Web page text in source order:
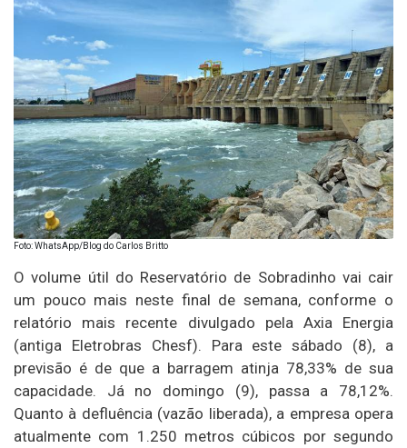
Foto: WhatsApp/Blog do Carlos Britto
O volume útil do Reservatório de Sobradinho vai cair
um pouco mais neste final de semana, conforme o
relatório mais recente divulgado pela Axia Energia
(antiga Eletrobras Chesf). Para este sábado (8), a
previsão é de que a barragem atinja 78,33% de sua
capacidade. Já no domingo (9), passa a 78,12%.
Quanto à defluência (vazão liberada), a empresa opera
atualmente com 1.250 metros cúbicos por segundo